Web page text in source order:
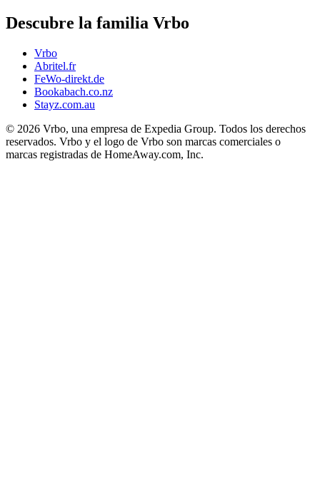
Descubre la familia Vrbo
Vrbo
Abritel.fr
FeWo-direkt.de
Bookabach.co.nz
Stayz.com.au
© 2026 Vrbo, una empresa de Expedia Group. Todos los derechos
reservados. Vrbo y el logo de Vrbo son marcas comerciales o
marcas registradas de HomeAway.com, Inc.